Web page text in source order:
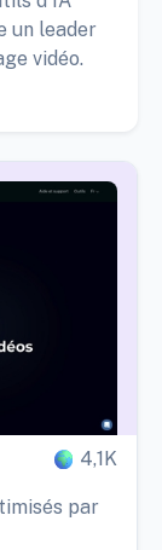
un leader
vidéo.
4,1K
par